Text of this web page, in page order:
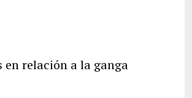
relación a la ganga